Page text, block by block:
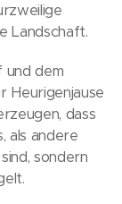
Landschaft.
und dem
Heurigenjause
dass
als andere
sondern